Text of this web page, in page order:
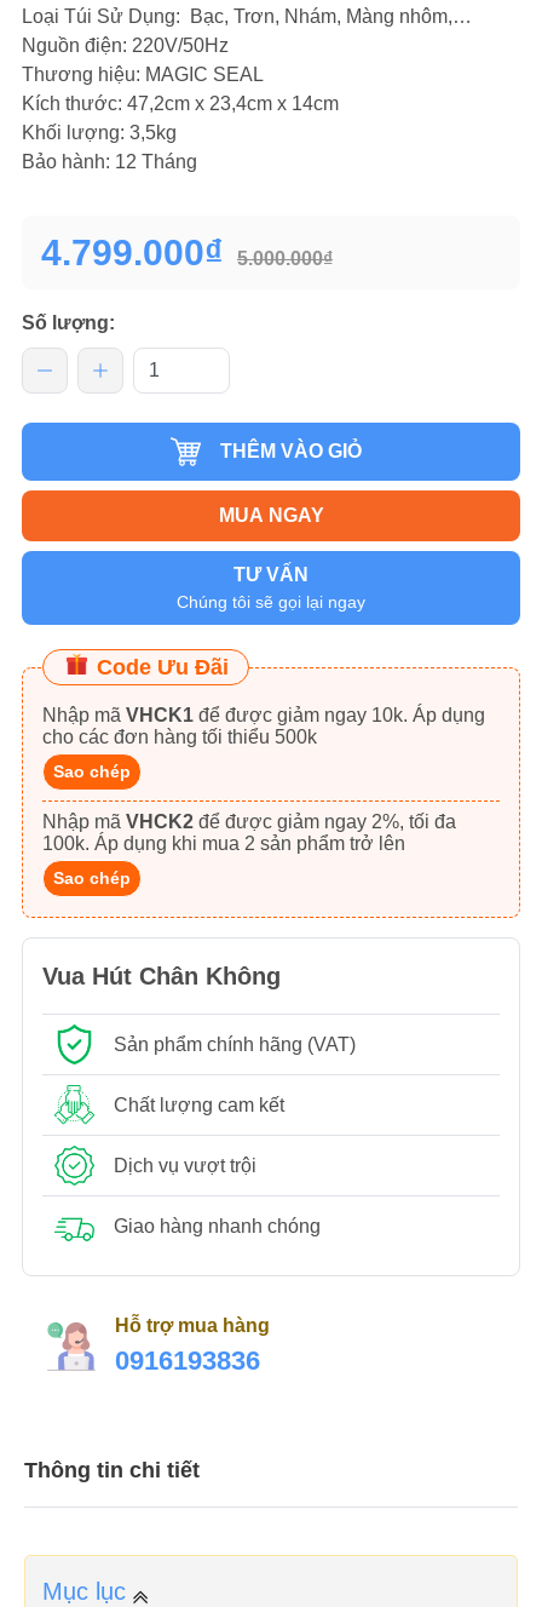
Loại Túi Sử Dụng: Bạc, Trơn, Nhám, Màng nhôm,…
Nguồn điện: 220V/50Hz
Thương hiệu: MAGIC SEAL
Kích thước: 47,2cm x 23,4cm x 14cm
Khối lượng: 3,5kg
Bảo hành: 12 Tháng
4.799.000₫ 5.000.000₫
Số lượng:
THÊM VÀO GIỎ
MUA NGAY
TƯ VẤN
Chúng tôi sẽ gọi lại ngay
Code Ưu Đãi
Nhập mã VHCK1
cho các đơn hàng tối thiểu 500k
Sao chép
Nhập mã VHCK2
100k. Áp dụng khi mua 2 sản phẩm trở lên
Sao chép
Vua Hút Chân Không
Sản phẩm chính hãng (VAT)
Chất lượng cam kết
Dịch vụ vượt trội
Giao hàng nhanh chóng
Hỗ trợ mua hàng
0916193836
Thông tin chi tiết
Mục lục